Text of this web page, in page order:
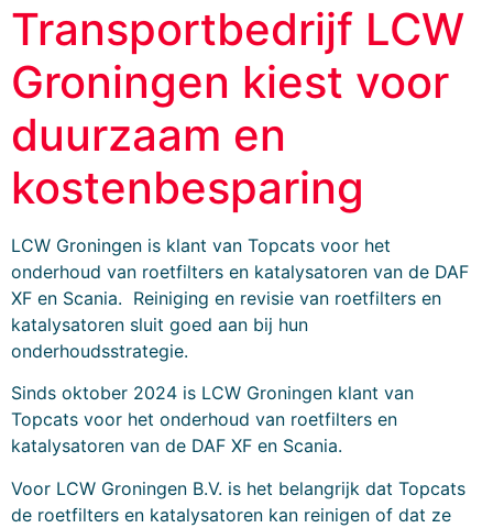
Transportbedrijf LCW
Groningen kiest voor
duurzaam en
kostenbesparing
LCW Groningen is klant van Topcats voor het
onderhoud van roetfilters en katalysatoren van de DAF
XF en Scania.  Reiniging en revisie van roetfilters en
katalysatoren sluit goed aan bij hun
onderhoudsstrategie.
Sinds oktober 2024 is LCW Groningen klant van
Topcats voor het onderhoud van roetfilters en
katalysatoren van de DAF XF en Scania.
Voor LCW Groningen B.V. is het belangrijk dat Topcats
de roetfilters en katalysatoren kan reinigen of dat ze